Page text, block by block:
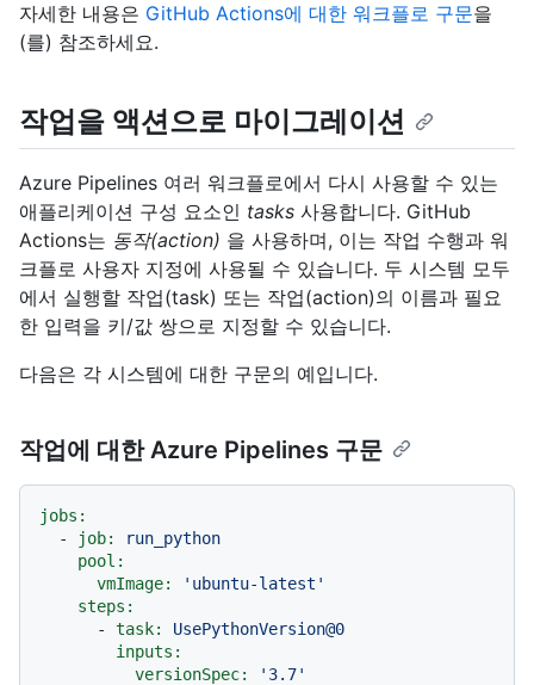
자세한 내용은 GitHub Actions에 대한 워크플로 구문을
(를) 참조하세요.
작업을 액션으로 마이그레이션
Azure Pipelines 여러 워크플로에서 다시 사용할 수 있는
애플리케이션 구성 요소인 tasks 사용합니다. GitHub
Actions는 동작(action) 을 사용하며, 이는 작업 수행과 워
크플로 사용자 지정에 사용될 수 있습니다. 두 시스템 모두
에서 실행할 작업(task) 또는 작업(action)의 이름과 필요
한 입력을 키/값 쌍으로 지정할 수 있습니다.
다음은 각 시스템에 대한 구문의 예입니다.
작업에 대한 Azure Pipelines 구문
jobs:
-
job:
run_python
pool:
vmImage:
'ubuntu-latest'
steps:
-
task:
UsePythonVersion@0
inputs:
versionSpec:
'3.7'